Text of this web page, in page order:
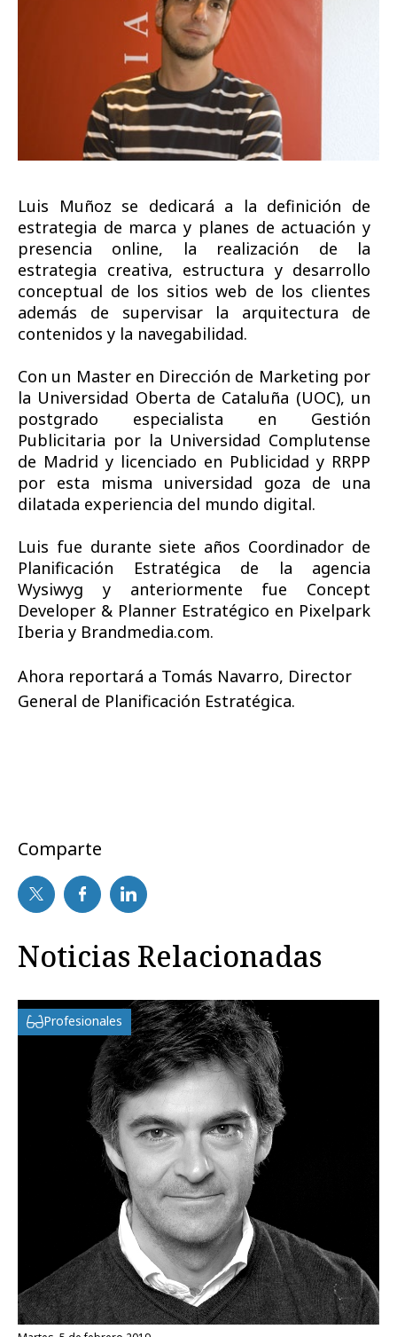
Luis Muñoz se dedicará a la definición de
estrategia de marca y planes de actuación y
presencia online, la realización de la
estrategia creativa, estructura y desarrollo
conceptual de los sitios web de los clientes
además de supervisar la arquitectura de
contenidos y la navegabilidad.
Con un Master en Dirección de Marketing por
la Universidad Oberta de Cataluña (UOC), un
postgrado especialista en Gestión
Publicitaria por la Universidad Complutense
de Madrid y licenciado en Publicidad y RRPP
por esta misma universidad goza de una
dilatada experiencia del mundo digital.
Luis fue durante siete años Coordinador de
Planificación Estratégica de la agencia
Wysiwyg y anteriormente fue Concept
Developer & Planner Estratégico en Pixelpark
Iberia y Brandmedia.com.
Ahora reportará a Tomás Navarro, Director
General de Planificación Estratégica.
Comparte
Noticias Relacionadas
Profesionales